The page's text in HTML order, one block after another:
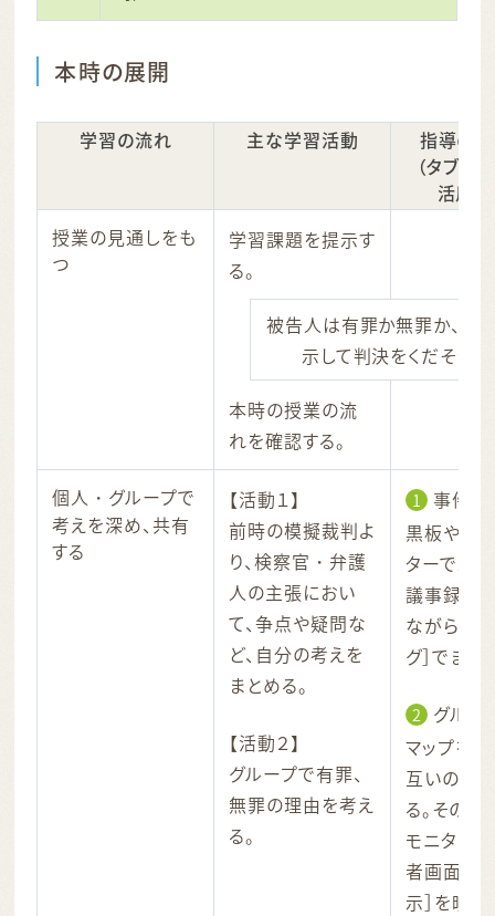
本時の展開
学習の流れ 主な学習活動
指導のポ
（タブレ
活用場
授業の見通しをも
つ
学習課題を提示す
る。
被告人は有罪か無罪か、根
示して判決をくだそう。
本時の授業の流
れを確認する。
個人・グループで
考えを深め、共有
する
【活動１】
前時の模擬裁判よ
り、検察官・弁護
人の主張におい
て、争点や疑問な
ど、自分の考えを
まとめる。
【活動２】
グループで有罪、
無罪の理由を考え
る。
1 事件の
黒板やテ
ターで示
議事録も
ながら、［
グ］でまと
2 グルー
マップを共
互いの思
る。その際
モニター
者画面の
示］を映し